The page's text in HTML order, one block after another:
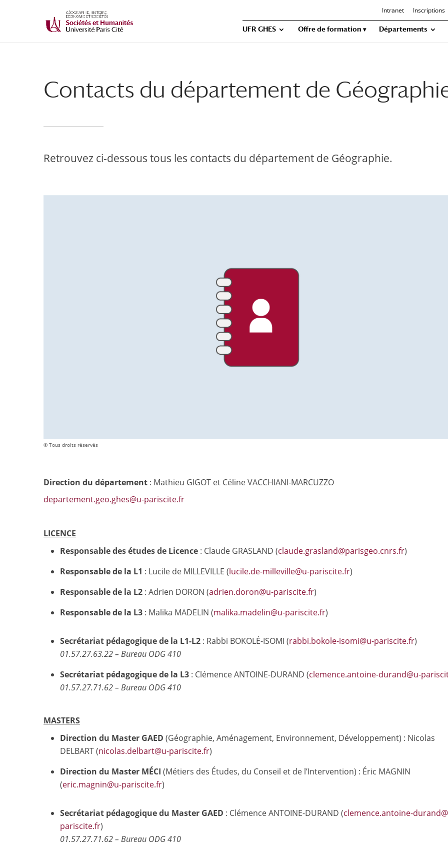
Intranet Inscriptions
UFR GHES Offre de formation Départements
Contacts du département de
Retrouvez ci-dessous tous les contacts du département de Géographie.
© Tous droits réservés
Direction du département : Mathieu GIGOT et Céline VACCHIANI-MARCUZZO
departement.geo.ghes@u-pariscite.fr
LICENCE
Responsable des études de Licence: Claude GRASLAND (claude.grasland@parisgeo.cnrs.fr)
Responsable de la L1 : Lucile de MILLEVILLE (lucile.de-milleville@u-pariscite.fr)
Responsable de la L2: Adrien DORON (adrien.doron@u-pariscite.fr)
Responsable de la L3: Malika MADELIN (malika.madelin@u-pariscite.fr)
Secrétariat pédagogique de la L1-L2: Rabbi BOKOLÉ-ISOMI (rabbi.bokole-isomi@u-pariscite.fr)
01.57.27.63.22 – Bureau ODG 410
Secrétariat pédagogique de la L3: Clémence ANTOINE-DURAND (clemence.antoine-durand@u-
01.57.27.71.62 – Bureau ODG 410
MASTERS
Direction du Master GAED (Géographie, Aménagement, Environnement, Développement) : Nicolas
DELBART (nicolas.delbart@u-pariscite.fr)
Direction du Master MÉCI (Métiers des Études, du Conseil et de l’Intervention) : Éric MAGNIN
(eric.magnin@u-pariscite.fr)
Secrétariat pédagogique du Master GAED : Clémence ANTOINE-DURAND (clemence.antoine-
pariscite.fr)
01.57.27.71.62 – Bureau ODG 410